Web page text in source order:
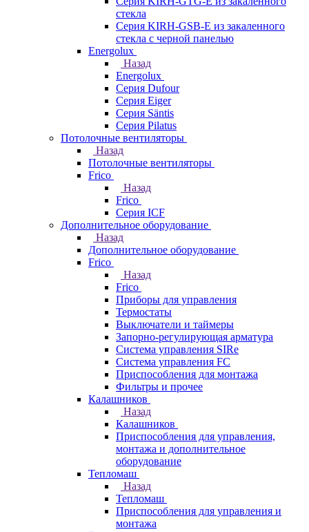
стекла
Серия KIRH-GSB-E из закаленного
стекла с черной панелью
Energolux
Назад
Energolux
Серия Dufour
Серия Eiger
Серия Säntis
Серия Pilatus
Потолочные вентиляторы
Назад
Потолочные вентиляторы
Frico
Назад
Frico
Серия ICF
Дополнительное оборудование
Назад
Дополнительное оборудование
Frico
Назад
Frico
Приборы для управления
Термостаты
Выключатели и таймеры
Запорно-регулирующая арматура
Система управления SIRe
Система управления FC
Приспособления для монтажа
Фильтры и прочее
Калашников
Назад
Калашников
Приспособления для управления,
монтажа и дополнительное
оборудование
Тепломаш
Назад
Тепломаш
Приспособления для управления и
монтажа